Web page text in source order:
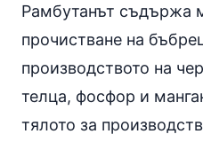
Рамбутанът съдържа
прочистване на
производството на
телца, фосфор и
тялото за